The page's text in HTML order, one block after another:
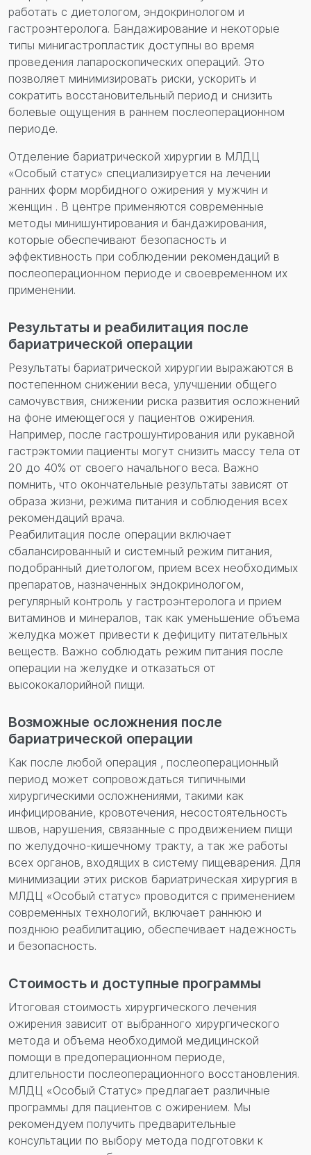
работать с диетологом, эндокринологом и
гастроэнтеролога. Бандажирование и некоторые
типы минигастропластик доступны во время
проведения лапароскопических операций. Это
позволяет минимизировать риски, ускорить и
сократить восстановительный период и снизить
болевые ощущения в раннем послеоперационном
периоде.
Отделение бариатрической хирургии в МЛДЦ
«Особый статус» специализируется на лечении
ранних форм морбидного ожирения у мужчин и
женщин . В центре применяются современные
методы минишунтирования и бандажирования,
которые обеспечивают безопасность и
эффективность при соблюдении рекомендаций в
послеоперационном периоде и своевременном их
применении.
Результаты и реабилитация после
бариатрической операции
Результаты бариатрической хирургии выражаются в
постепенном снижении веса, улучшении общего
самочувствия, снижении риска развития осложнений
на фоне имеющегося у пациентов ожирения.
Например, после гастрошунтирования или рукавной
гастрэктомии пациенты могут снизить массу тела от
20 до 40% от своего начального веса. Важно
помнить, что окончательные результаты зависят от
образа жизни, режима питания и соблюдения всех
рекомендаций врача.
Реабилитация после операции включает
сбалансированный и системный режим питания,
подобранный диетологом, прием всех необходимых
препаратов, назначенных эндокринологом,
регулярный контроль у гастроэнтеролога и прием
витаминов и минералов, так как уменьшение объема
желудка может привести к дефициту питательных
веществ. Важно соблюдать режим питания после
операции на желудке и отказаться от
высококалорийной пищи.
Возможные осложнения после
бариатрической операции
Как после любой операция , послеоперационный
период может сопровождаться типичными
хирургическими осложнениями, такими как
инфицирование, кровотечения, несостоятельность
швов, нарушения, связанные с продвижением пищи
по желудочно-кишечному тракту, а так же работы
всех органов, входящих в систему пищеварения. Для
минимизации этих рисков бариатрическая хирургия в
МЛДЦ «Особый статус» проводится с применением
современных технологий, включает раннюю и
позднюю реабилитацию, обеспечивает надежность
и безопасность.
Стоимость и доступные программы
Итоговая стоимость хирургического лечения
ожирения зависит от выбранного хирургического
метода и объема необходимой медицинской
помощи в предоперационном периоде,
длительности послеоперационного восстановления.
МЛДЦ «Особый Статус» предлагает различные
программы для пациентов с ожирением. Мы
рекомендуем получить предварительные
консультации по выбору метода подготовки к